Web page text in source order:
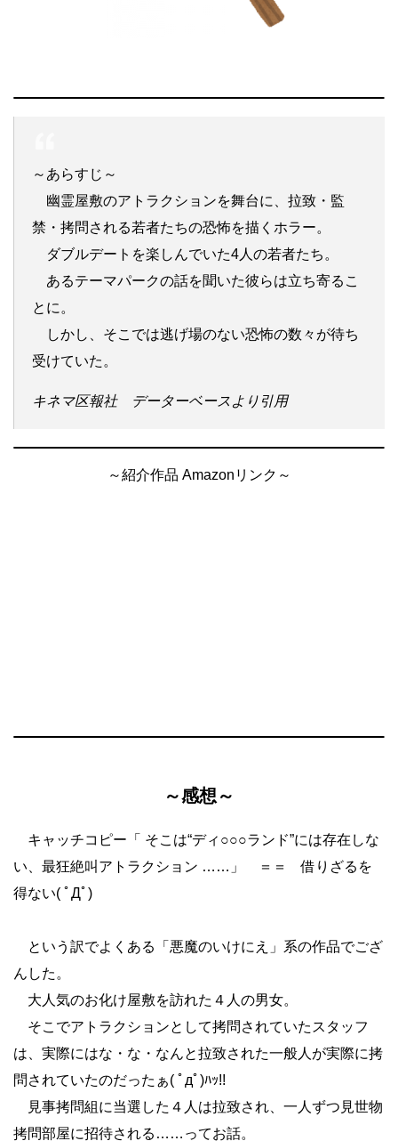
～あらすじ～
幽霊屋敷のアトラクションを舞台に、拉致・監
禁・拷問される若者たちの恐怖を描くホラー。
ダブルデートを楽しんでいた4人の若者たち。
あるテーマパークの話を聞いた彼らは立ち寄るこ
とに。
しかし、そこでは逃げ場のない恐怖の数々が待ち
受けていた。
キネマ区報社 データーベースより引用
～紹介作品 Amazonリンク～
～感想～
キャッチコピー「 そこは“ディ○○○ランド”には存在しな
い、最狂絶叫アトラクション ……」 ＝＝ 借りざるを
得ない( ﾟДﾟ)
という訳でよくある「悪魔のいけにえ」系の作品でござ
んした。
大人気のお化け屋敷を訪れた４人の男女。
そこでアトラクションとして拷問されていたスタッフ
は、実際にはな・な・なんと拉致された一般人が実際に拷
問されていたのだったぁ( ﾟдﾟ)ﾊｯ!!
見事拷問組に当選した４人は拉致され、一人ずつ見世物
拷問部屋に招待される……ってお話。